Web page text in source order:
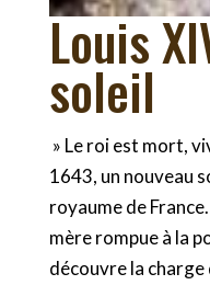
Louis
soleil
» Le roi est mort,
1643, un nouveau
royaume de
mère rompue à la
découvre la charge